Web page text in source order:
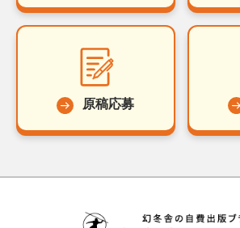
原稿応募